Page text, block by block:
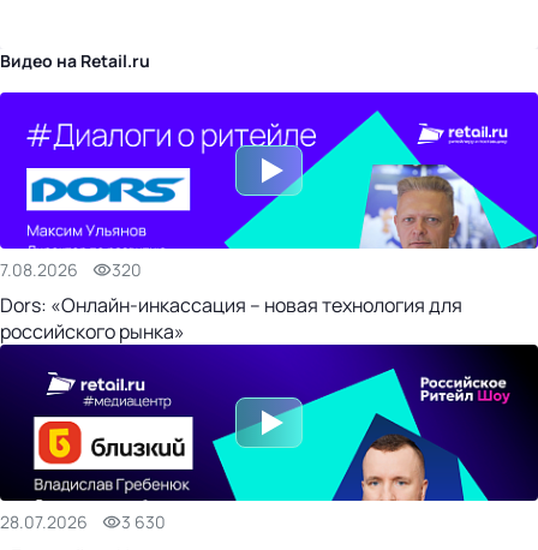
Видео на Retail.ru
7.08.2026 320
Dors: «Онлайн-инкассация – новая технология для
российского рынка»
28.07.2026 3 630